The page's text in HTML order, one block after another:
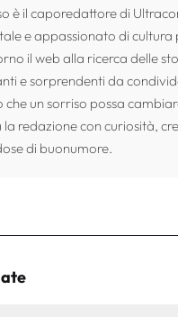
è il caporedattore di
e appassionato di cultura
il web alla ricerca delle
e sorprendenti da
un sorriso possa
redazione con curiosità,
di buonumore.